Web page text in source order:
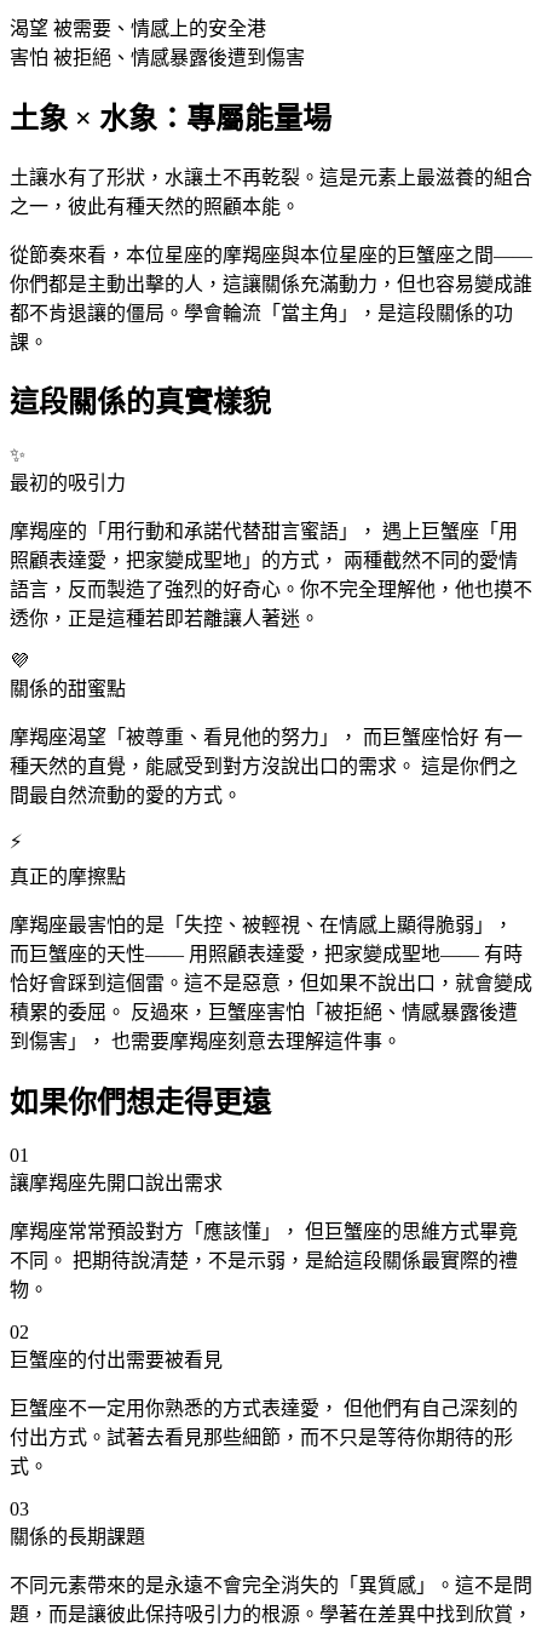
渴望 被需要、情感上的安全港
害怕 被拒絕、情感暴露後遭到傷害
土象 × 水象：專屬能量場
土讓水有了形狀，水讓土不再乾裂。這是元素上最滋養的組合
之一，彼此有種天然的照顧本能。
從節奏來看，本位星座的摩羯座與本位星座的巨蟹座之間——
你們都是主動出擊的人，這讓關係充滿動力，但也容易變成誰
都不肯退讓的僵局。學會輪流「當主角」，是這段關係的功
課。
這段關係的真實樣貌
✨
最初的吸引力
摩羯座的「用行動和承諾代替甜言蜜語」， 遇上巨蟹座 「用
照顧表達愛，把家變成聖地」的方式， 兩種截然不同的愛情
語言，反而製造了強烈的好奇心。你不完全理解他，他也摸不
透你，正是這種若即若離讓人著迷。
💜
關係的甜蜜點
摩羯座渴望「被尊重、看見他的努力」， 而巨蟹座恰好 有一
種天然的直覺，能感受到對方沒說出口的需求。 這是你們之
間最自然流動的愛的方式。
⚡
真正的摩擦點
摩羯座最害怕的是「失控、被輕視、在情感上顯得脆弱」，
而巨蟹座的天性—— 用照顧表達愛，把家變成聖地—— 有時
恰好會踩到這個雷。這不是惡意，但如果不說出口，就會變成
積累的委屈。 反過來，巨蟹座害怕「被拒絕、情感暴露後遭
到傷害」， 也需要摩羯座刻意去理解這件事。
如果你們想走得更遠
01
讓摩羯座先開口說出需求
摩羯座常常預設對方「應該懂」， 但巨蟹座的思維方式畢竟
不同。 把期待說清楚，不是示弱，是給這段關係最實際的禮
物。
02
巨蟹座的付出需要被看見
巨蟹座不一定用你熟悉的方式表達愛， 但他們有自己深刻的
付出方式。試著去看見那些細節，而不只是等待你期待的形
式。
03
關係的長期課題
不同元素帶來的是永遠不會完全消失的「異質感」。這不是問
題，而是讓彼此保持吸引力的根源。學著在差異中找到欣賞，